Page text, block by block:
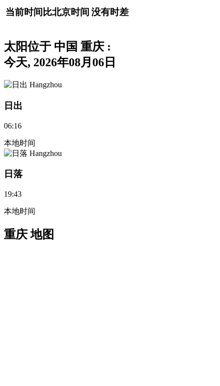
当前时间比北京时间 没有时差
太阳位于 中国 重庆 :
今天, 2026年08月06日
日出
06:16
本地时间
日落
19:43
本地时间
重庆 地图